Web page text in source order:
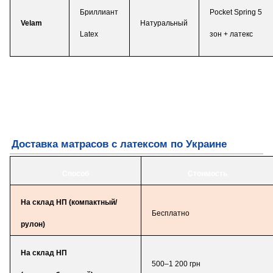
Velam
Бриллиант
Latex
Натуральный
Pocket Spring 5
зон + латекс
Доставка матрасов с латексом по Украине
На склад НП (компактный/
рулон)
Бесплатно
На склад НП
500–1 200 грн